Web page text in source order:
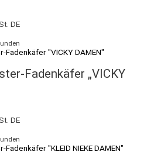
DE
Fadenkäfer „VICKY
DE